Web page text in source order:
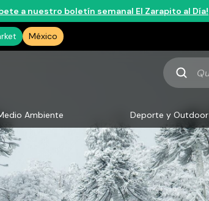
a nuestro boletín semanal El Zarapito al Día!
México
Qué
buscas
Ambiente Deporte y Outdoor